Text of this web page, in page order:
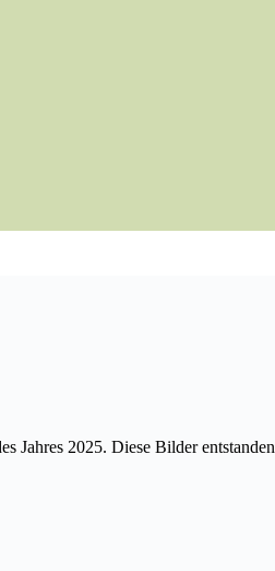
Jahres 2025. Diese Bilder